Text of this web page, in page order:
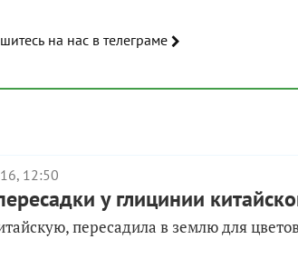
Подпишитесь на нас в телеграме
12:50
у глицинии
пересадила в землю для